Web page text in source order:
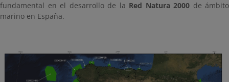
fundamental en el desarrollo de la Red Natura 2000 de ámbito
marino en España.